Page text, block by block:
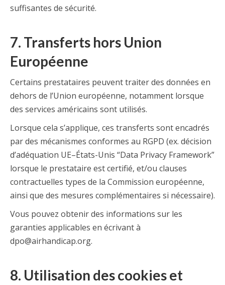
suffisantes de sécurité.
7. Transferts hors Union
Européenne
Certains prestataires peuvent traiter des données en
dehors de l’Union européenne, notamment lorsque
des services américains sont utilisés.
Lorsque cela s’applique, ces transferts sont encadrés
par des mécanismes conformes au RGPD (ex. décision
d’adéquation UE–États-Unis “Data Privacy Framework”
lorsque le prestataire est certifié, et/ou clauses
contractuelles types de la Commission européenne,
ainsi que des mesures complémentaires si nécessaire).
Vous pouvez obtenir des informations sur les
garanties applicables en écrivant à
dpo@airhandicap.org.
8. Utilisation des cookies et